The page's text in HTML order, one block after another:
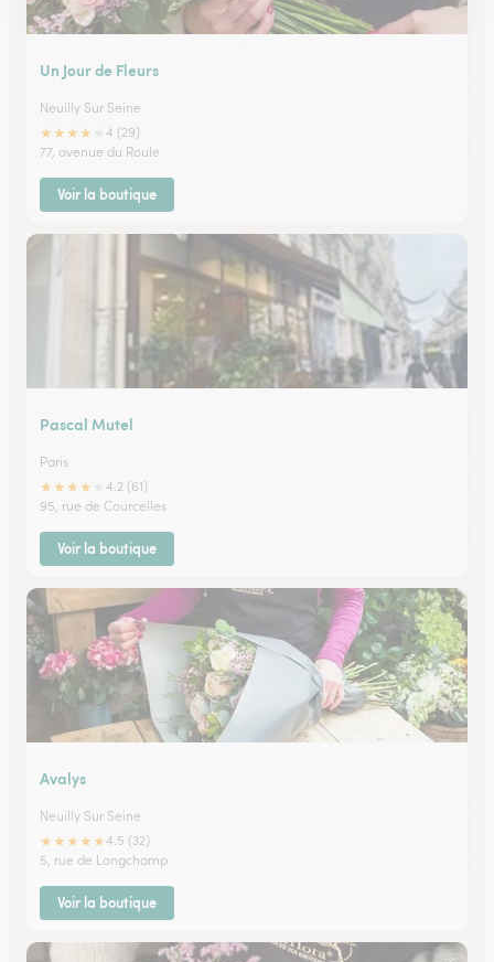
Un Jour de Fleurs
Neuilly Sur Seine
★★★★
4 (29)
77, avenue du Roule
Voir la boutique
Pascal Mutel
Paris
★★★★
4.2 (61)
95, rue de Courcelles
Voir la boutique
Avalys
Neuilly Sur Seine
★★★★★4.5 (32)
5, rue de Longchamp
Voir la boutique